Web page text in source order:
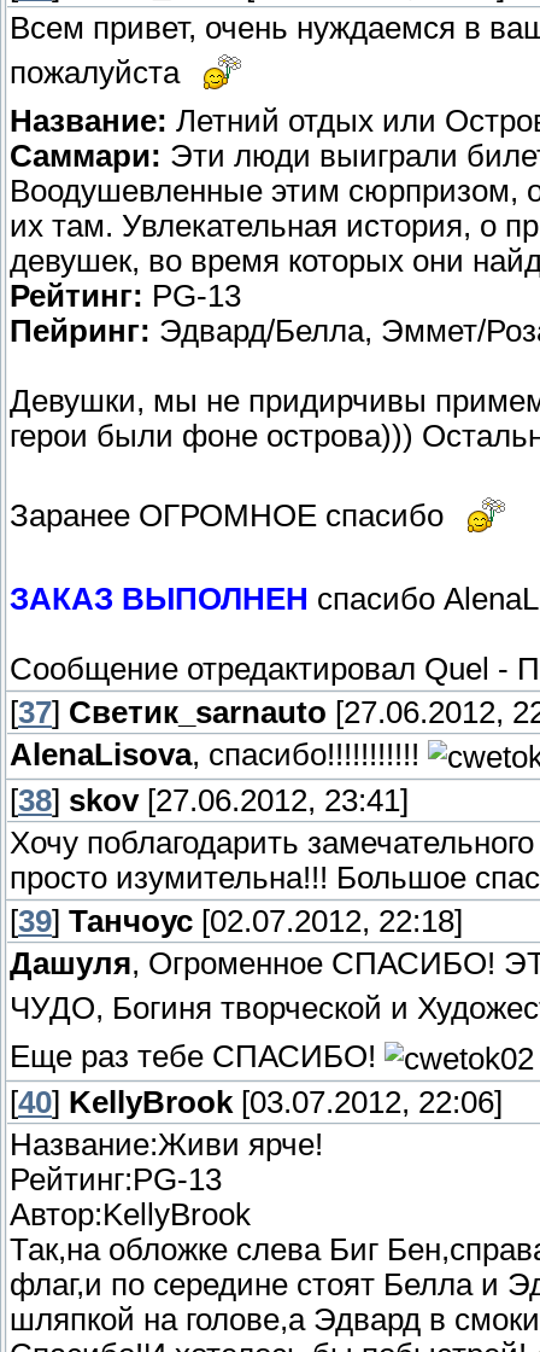
Всем привет, очень нуждаемся в
пожалуйста
Название: Летний отдых или
Саммари: Эти люди выиграли
Воодушевленные этим сюрпризом,
их там. Увлекательная история, о
девушек, во время которых они
Рейтинг: PG-13
Пейринг: Эдвард/Белла, Эммет/
Девушки, мы не придирчивы
герои были фоне острова)))
Заранее ОГРОМНОЕ спасибо
ЗАКАЗ ВЫПОЛНЕН спасибо
Сообщение отредактировал Quel -
[37] Светик_sarnauto [27.06.2012,
AlenaLisova, спасибо!!!!!!!!!!!
[38] skov[27.06.2012, 23:41]
Хочу поблагодарить
просто изумительна!!! Большое
[39] Танчоус [02.07.2012, 22:18]
Дашуля, Огроменное СПАСИБО!
ЧУДО, Богиня творческой и
Еще раз тебе СПАСИБО!
[40] KellyBrook [03.07.2012, 22:06]
Название:Живи ярче!
Рейтинг:PG-13
Автор:KellyBrook
Так,на обложке слева Биг
флаг,и по середине стоят Белла и
шляпкой на голове,а Эдвард в